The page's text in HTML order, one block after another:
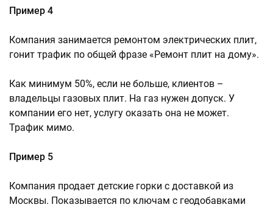
Пример 4
Компания занимается ремонтом электрических плит,
гонит трафик по общей фразе «Ремонт плит на дому».
Как минимум 50%, если не больше, клиентов –
владельцы газовых плит. На газ нужен допуск. У
компании его нет, услугу оказать она не может.
Трафик мимо.
Пример 5
Компания продает детские горки с доставкой из
Москвы. Показывается по ключам с геодобавками